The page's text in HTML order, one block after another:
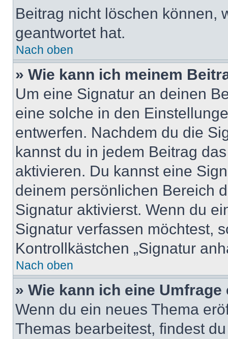
Beitrag nicht löschen können,
geantwortet hat.
Nach oben
» Wie kann ich meinem
Um eine Signatur an deinen
eine solche in den
entwerfen. Nachdem du die
kannst du in jedem Beitrag
aktivieren. Du kannst eine
deinem persönlichen Bereich
Signatur aktivierst. Wenn du
Signatur verfassen möchtest,
Kontrollkästchen „Signatur
Nach oben
» Wie kann ich eine
Wenn du ein neues Thema
Themas bearbeitest, findest